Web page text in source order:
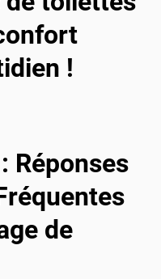
!
Réponses
de